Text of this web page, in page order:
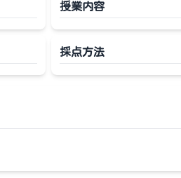
授業内容
採点方法